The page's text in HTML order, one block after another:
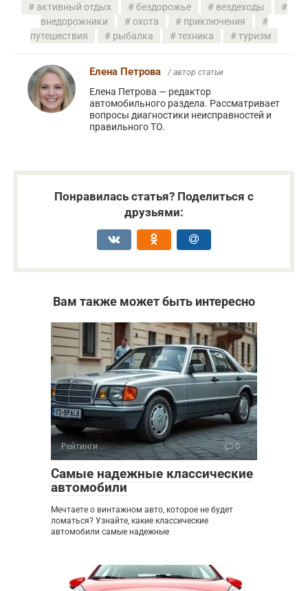
активный отдых бездорожье
вездеходы
внедорожники
охота
приключения
путешествия
рыбалка техника туризм
Елена Петрова / автор статьи
Елена Петрова — редактор
автомобильного раздела. Рассматривает
вопросы диагностики неисправностей и
правильного ТО.
Понравилась статья? Поделиться с
друзьями:
Вам также может быть интересно
Рейтинги 0
Самые надежные классические
автомобили
Мечтаете о винтажном авто, которое не будет
ломаться? Узнайте, какие классические
автомобили самые надежные